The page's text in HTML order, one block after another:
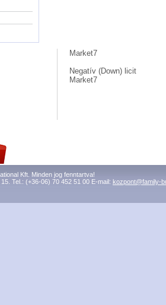
Market7
Negatív (Down) licit
Market7
Kft. Minden jog fenntartva!
Tel.: (+36-06) 70 452 51 00 E-mail: kozpont@family-